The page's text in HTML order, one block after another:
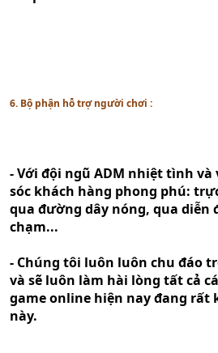
6. Bộ phận hỗ trợ người chơi :
- Với đội ngũ ADM nhiệt tình
sóc khách hàng phong phú:
qua đường dây nóng, qua diễn
chạm...
- Chúng tôi luôn luôn chu đáo
và sẽ luôn làm hài lòng tất cả
game online hiện nay đang rất
này.